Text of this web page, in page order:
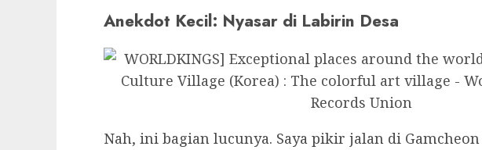
Saya masih ingat menemukan muralThe Little
foto paling populer. Ada patungnya duduk di tepi
arah rumah-rumah warna pastel di bawah.
untuk foto di situ. Saya akhirnya nggak jadi foto
tapi justru momen melihat pasangan muda,
semua orang punya kenangan sendiri di sudut itu.